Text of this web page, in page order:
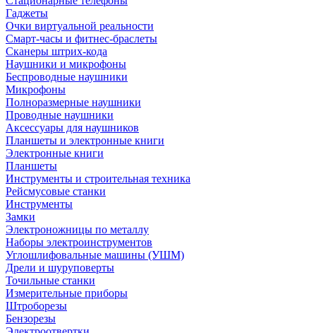
Гаджеты
Очки виртуальной реальности
Смарт-часы и фитнес-браслеты
Сканеры штрих-кода
Наушники и микрофоны
Беспроводные наушники
Микрофоны
Полноразмерные наушники
Проводные наушники
Аксессуары для наушников
Планшеты и электронные книги
Электронные книги
Планшеты
Инструменты и строительная техника
Рейсмусовые станки
Инструменты
Замки
Электроножницы по металлу
Наборы электроинструментов
Углошлифовальные машины (УШМ)
Дрели и шуруповерты
Точильные станки
Измерительные приборы
Штроборезы
Бензорезы